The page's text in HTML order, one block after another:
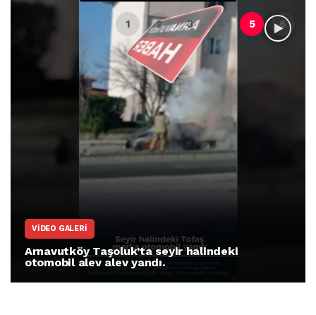
VIDEO GALERI
Arnavutköy Taşoluk’ta seyir halindeki
otomobil alev alev yandı.